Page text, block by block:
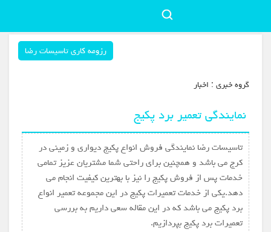
رزومه کاری تاسیسات رضا
گروه خبري : اخبار
نمایندگی تعمیر برد پکیج
تاسیسات رضا نمایندگی فروش انواع پکیج دیواری و زمینی در
کرج می باشد و همچنین برای راحتی شما مشتریان عزیز تمامی
خدمات پس از فروش پکیج را نیز با بهترین کیفیت انجام می
دهد.یکی از خدمات تعمیرات پکیج در این مجموعه تعمیر انواع
برد پکیج می باشد که در این مقاله سعی داریم به بررسی
تعمیرات برد پکیج بپردازیم.